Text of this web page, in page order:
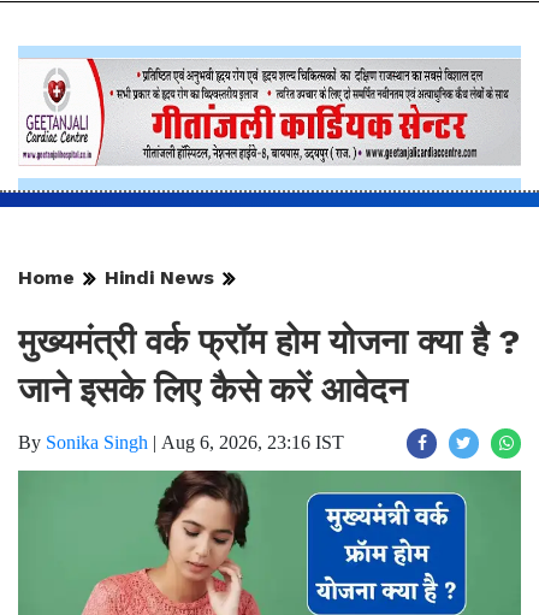
Home Hindi News
मुख्यमंत्री वर्क फ्रॉम होम योजना क्या है ?
जाने इसके लिए कैसे करें आवेदन
By Sonika Singh | Aug 6, 2026, 23:16 IST